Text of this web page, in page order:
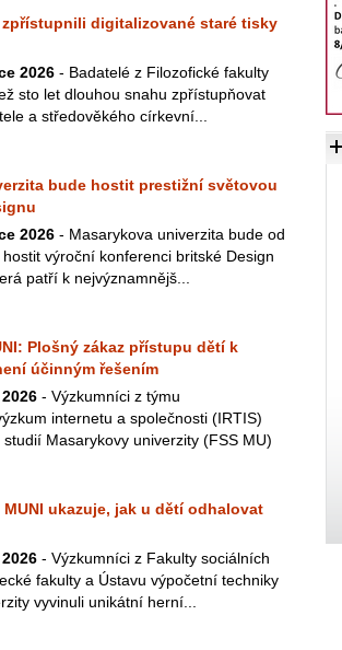
zpřístupnili digitalizované staré tisky
2026 - Badatelé z Filozofické fakulty
sto let dlouhou snahu zpřístupňovat
a středověkého církevní...
bude hostit prestižní světovou
2026 - Masarykova univerzita bude od
výroční konferenci britské Design
patří k nejvýznamnějš...
Plošný zákaz přístupu dětí k
účinným řešením
- Výzkumníci z týmu
internetu a společnosti (IRTIS)
Masarykovy univerzity (FSS MU)
ukazuje, jak u dětí odhalovat
- Výzkumníci z Fakulty sociálních
fakulty a Ústavu výpočetní techniky
vyvinuli unikátní herní...